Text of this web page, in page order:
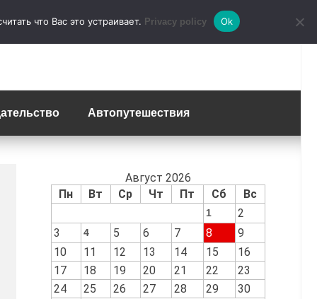
Автопутешествия
Август 2026
Пн
Вт Ср Чт Пт Сб Вс
1
2
3
4 5 6 7 8
9
10
11 12 13 14 15
16
17
18 19 20 21 22
23
24
25 26 27 28 29
30
что Вас это устраивает. Privacy policy Ok